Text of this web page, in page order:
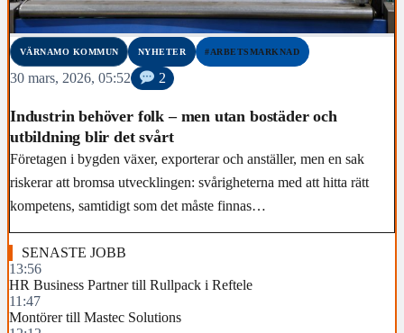
VÄRNAMO KOMMUN NYHETER #ARBETSMARKNAD
30 mars, 2026, 05:52 2
Industrin behöver folk – men utan bostäder och
utbildning blir det svårt
Företagen i bygden växer, exporterar och anställer, men en sak
riskerar att bromsa utvecklingen: svårigheterna med att hitta rätt
kompetens, samtidigt som det måste finnas…
SENASTE JOBB
13:56
HR Business Partner till Rullpack i Reftele
11:47
Montörer till Mastec Solutions